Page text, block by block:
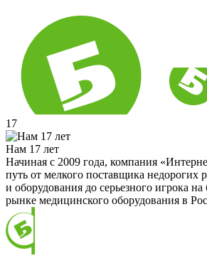
17
Нам 17 лет
Начиная с 2009 года, компания
путь от мелкого поставщика недорогих
и оборудования до серьезного игрока
рынке медицинского оборудования в